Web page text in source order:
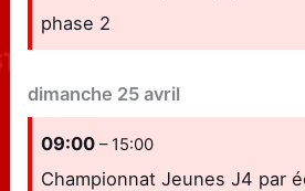
phase 2
dimanche 25 avril
09:00– 15:00
Championnat Jeunes J4 par